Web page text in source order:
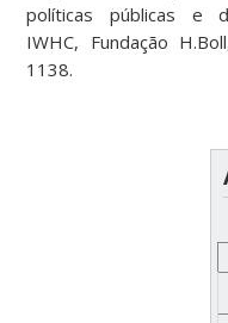
políticas públicas e
IWHC, Fundação
1138.